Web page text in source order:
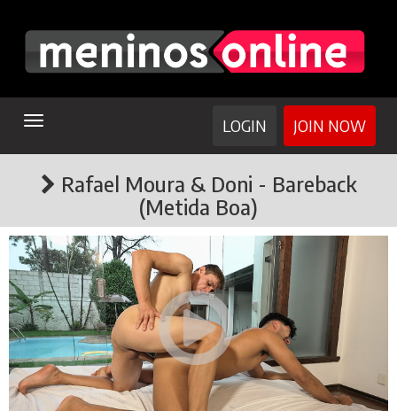
TOGGLE
JOIN NOW
LOGIN
Rafael Moura & Doni - Bareback
(Metida Boa)